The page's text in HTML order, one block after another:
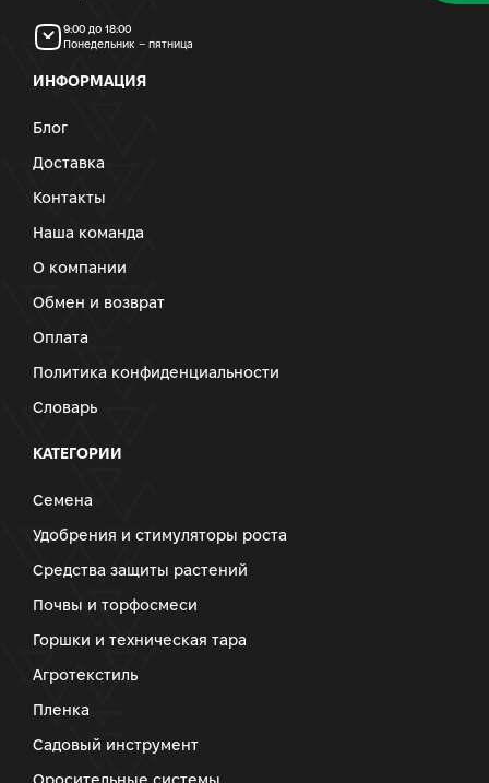
9:00 до 18:00
Понедельник – пятница
ИНФОРМАЦИЯ
Блог
Доставка
Контакты
Наша команда
О компании
Обмен и возврат
Оплата
Политика конфиденциальности
Словарь
КАТЕГОРИИ
Семена
Удобрения и стимуляторы роста
Средства защиты растений
Почвы и торфосмеси
Горшки и техническая тара
Агротекстиль
Пленка
Садовый инструмент